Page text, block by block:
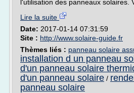
l'utilisation des panneaux solaires.
Lire la suite
Date: 2017-01-14 07:31:59
Site : http://www.solaire-guide.fr
Thèmes liés : panneau solaire
installation d un panneau
d'un panneau solaire
d'un panneau solaire /
panneau solaire